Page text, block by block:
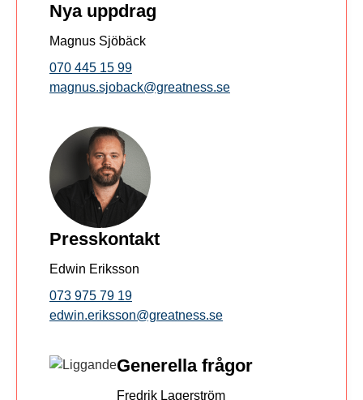
Nya uppdrag
Magnus Sjöbäck
070 445 15 99
magnus.sjoback@greatness.se
Presskontakt
Edwin Eriksson
073 975 79 19
edwin.eriksson@greatness.se
Generella frågor
Fredrik Lagerström